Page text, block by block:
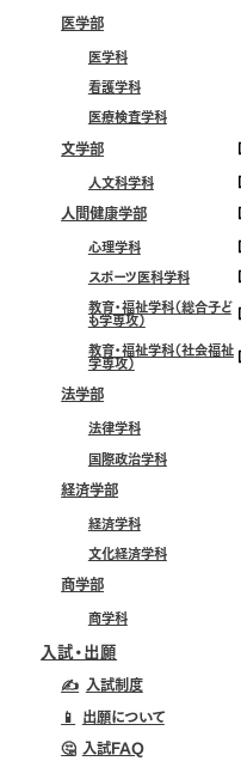
医学部
医学科
看護学科
医療検査学科
文学部
人文科学科
人間健康学部
心理学科
スポーツ医科学科
教育・福祉学科（総合子ど
も学専攻）
教育・福祉学科（社会福祉
学専攻）
法学部
法律学科
国際政治学科
経済学部
経済学科
文化経済学科
商学部
商学科
入試・出願
✍ 入試制度
📱 出願について
🤔 入試FAQ